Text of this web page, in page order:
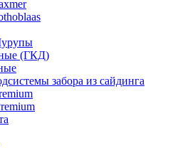
(ГКД)
забора из сайдинга